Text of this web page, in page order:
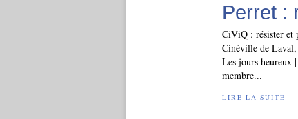
Perret :
CiViQ : résister et
Cinéville de
Les jours heureux
membre...
LIRE LA SUITE